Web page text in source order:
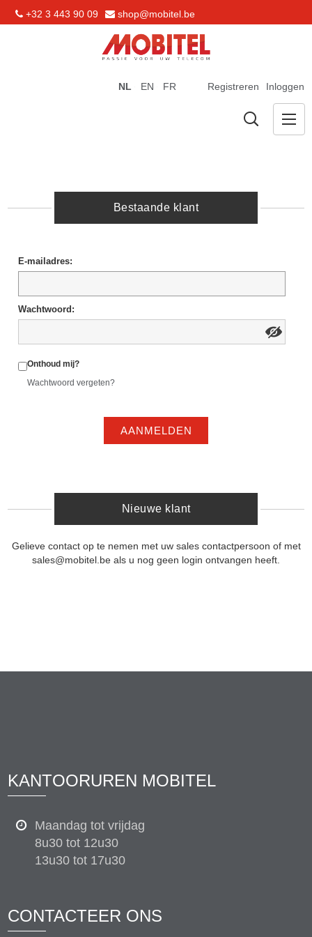
+32 3 443 90 09 shop@mobitel.be
Registreren Inloggen
NL EN FR
Bestaande klant
E-mailadres:
Wachtwoord:
Onthoud mij?
Wachtwoord vergeten?
AANMELDEN
Nieuwe klant
Gelieve contact op te nemen met uw sales contactpersoon of met
sales@mobitel.be als u nog geen login ontvangen heeft.
KANTOORUREN MOBITEL
Maandag tot vrijdag
8u30 tot 12u30
13u30 tot 17u30
CONTACTEER ONS